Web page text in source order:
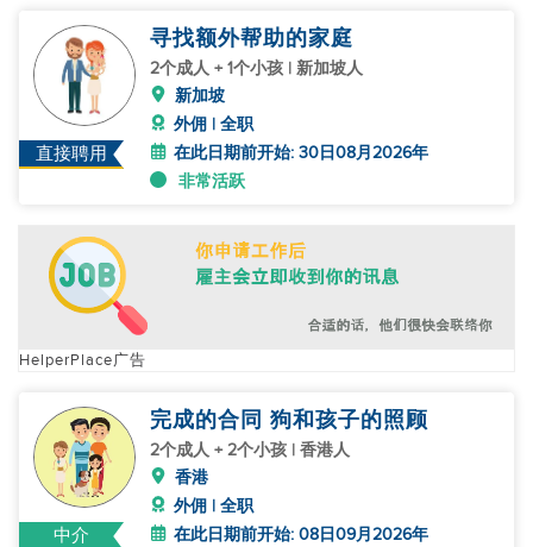
直接聘用
寻找额外帮助的家庭
2个成人 + 1个小孩 | 新加坡人
新加坡
外佣 | 全职
在此日期前开始: 30日08月2026年
非常活跃
HelperPlace广告
中介
完成的合同 狗和孩子的照顾
2个成人 + 2个小孩 | 香港人
香港
外佣 | 全职
在此日期前开始: 08日09月2026年